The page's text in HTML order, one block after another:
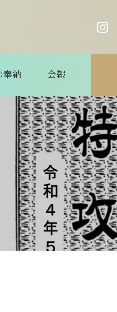
奉納 会報